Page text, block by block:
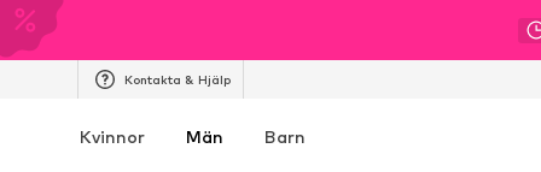
Kontakta & Hjälp
Kvinnor Män Barn